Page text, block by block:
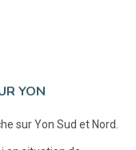
YON
sur Yon Sud et Nord.